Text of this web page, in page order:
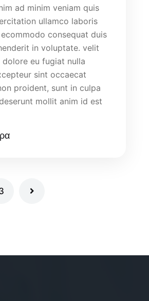
ad minim veniam quis
ullamco laboris
consequat duis
in voluptate. velit
dolore eu fugiat nulla
sint occaecat
proident, sunt in culpa
mollit anim id est